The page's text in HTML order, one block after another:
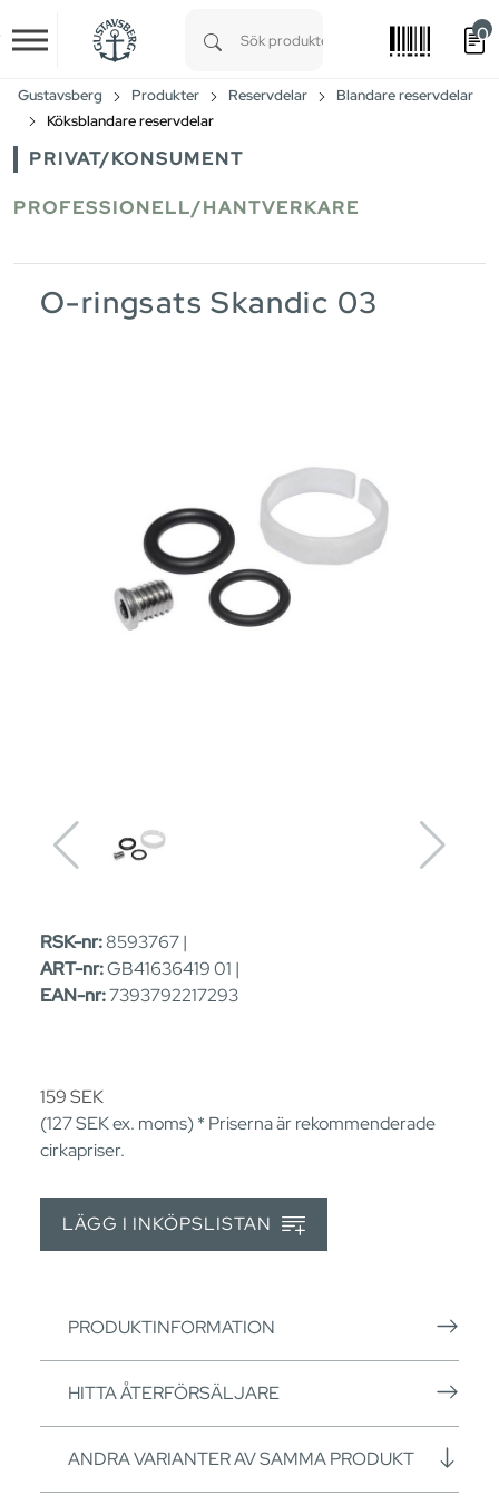
Skip to main content
0
Gustavsberg Produkter Reservdelar
Blandare reservdelar
Köksblandare reservdelar
PRIVAT/KONSUMENT
PROFESSIONELL/HANTVERKARE
O-ringsats Skandic 03
RSK-nr:8593767 |
ART-nr:GB41636419 01 |
EAN-nr:7393792217293
159SEK
(127SEKex. moms) * Priserna är rekommenderade
cirkapriser.
LÄGG I INKÖPSLISTAN
PRODUKTINFORMATION
HITTA ÅTERFÖRSÄLJARE
ANDRA VARIANTER AV SAMMA PRODUKT